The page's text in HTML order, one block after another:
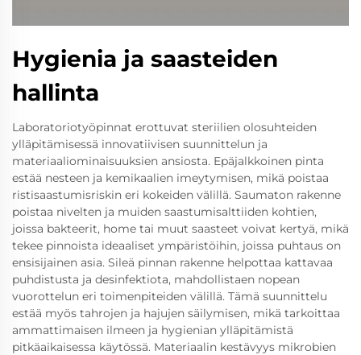
Hygienia ja saasteiden
hallinta
Laboratoriotyöpinnat erottuvat steriilien olosuhteiden
ylläpitämisessä innovatiivisen suunnittelun ja
materiaaliominaisuuksien ansiosta. Epäjalkkoinen pinta
estää nesteen ja kemikaalien imeytymisen, mikä poistaa
ristisaastumisriskin eri kokeiden välillä. Saumaton rakenne
poistaa nivelten ja muiden saastumisalttiiden kohtien,
joissa bakteerit, home tai muut saasteet voivat kertyä, mikä
tekee pinnoista ideaaliset ympäristöihin, joissa puhtaus on
ensisijainen asia. Sileä pinnan rakenne helpottaa kattavaa
puhdistusta ja desinfektiota, mahdollistaen nopean
vuorottelun eri toimenpiteiden välillä. Tämä suunnittelu
estää myös tahrojen ja hajujen säilymisen, mikä tarkoittaa
ammattimaisen ilmeen ja hygienian ylläpitämistä
pitkäaikaisessa käytössä. Materiaalin kestävyys mikrobien